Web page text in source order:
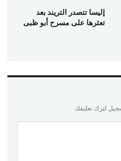
إليسا تتصدر التريند بعد
تعثرها على مسرح أبو ظبى
لترك تعليقك